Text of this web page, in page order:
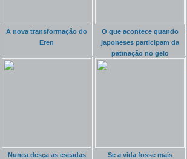
A nova transformação do
Eren
O que acontece quando
japoneses participam da
patinação no gelo
Nunca desça as escadas
Se a vida fosse mais